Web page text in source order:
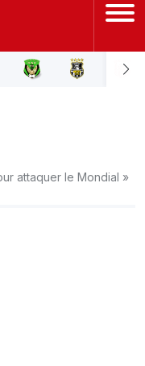
attaquer le Mondial »